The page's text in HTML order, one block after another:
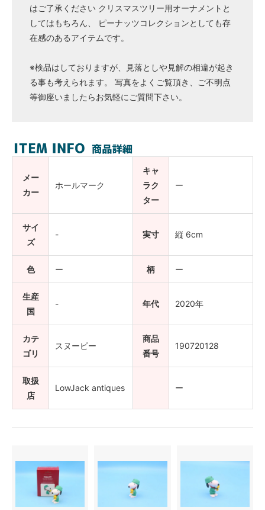
はご了承ください クリスマスツリー用オーナメントと
してはもちろん、 ピーナッツコレクションとしても存
在感のあるアイテムです。
※検品はしておりますが、見落としや見解の相違が起き
る事も考えられます。 写真をよくご覧頂き、ご不明点
等御座いましたらお気軽にご質問下さい。
メー
カー
ホールマーク
キャ
ラク
ター
ー
サイ
ズ
- 実寸 縦 6cm
色 ー 柄 ー
生産
国
- 年代 2020年
カテ
ゴリ
スヌーピー
商品
番号
190720128
取扱
店
LowJack antiques ー